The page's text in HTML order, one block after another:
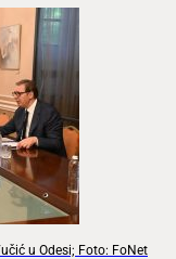
u Odesi; Foto: FoNet